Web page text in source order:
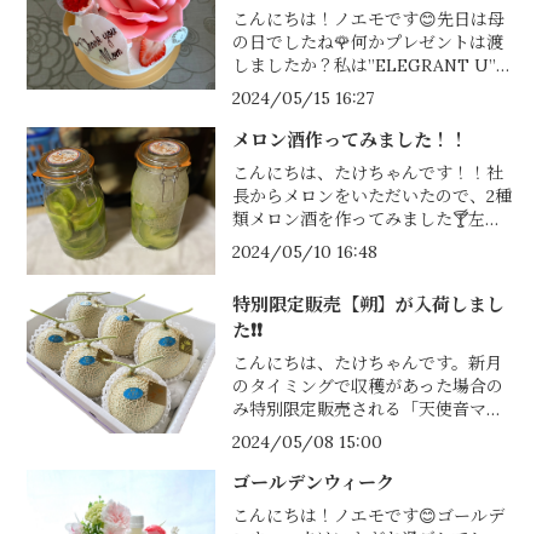
こんにちは！ノエモです😊先日は母
の日でしたね🌹何かプレゼントは渡
しましたか？私は”ELEGRANT U”さ
んの「母の日フレイズ」をプレゼン
トしました✨ケーキを見た瞬間「す
ご～い！！こんなケーキ初めて見
2024/05/15 16:27
メロン酒作ってみました！！
こんにちは、たけちゃんです！！社
長からメロンをいただいたので、2種
類メロン酒を作ってみました🍸左が
ウォッカで漬け込んだもの、右がホ
ワイトリカーと氷砂糖で漬け込んだ
は、...
2024/05/10 16:48
特別限定販売【朔】が入荷しまし
た❗❗
こんにちは、たけちゃんです。新月
のタイミングで収穫があった場合の
み特別限定販売される「天使音マス
クメロン【朔】」が入荷いたしまし
た✨【朔】は、新月に収穫すること
で水分の吸い上げが極限まで抑えら
2024/05/08 15:00
ゴールデンウィーク
こんにちは！ノエモです😊ゴールデ